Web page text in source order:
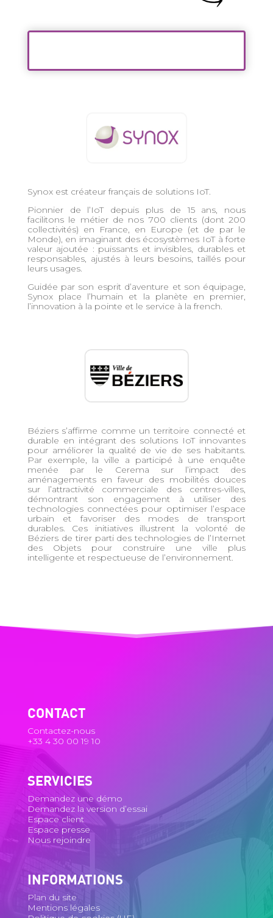
Synox est créateur français de solutions IoT.
Pionnier de l’IoT depuis plus de 15 ans, nous
facilitons le métier de nos 700 clients (dont 200
collectivités) en France, en Europe (et de par le
Monde), en imaginant des écosystèmes IoT à forte
valeur ajoutée : puissants et invisibles, durables et
responsables, ajustés à leurs besoins, taillés pour
leurs usages.
Guidée par son esprit d’aventure et son équipage,
Synox place l’humain et la planète en premier,
l’innovation à la pointe et le service à la french.
Béziers s’affirme comme un territoire connecté et
durable en intégrant des solutions IoT innovantes
pour améliorer la qualité de vie de ses habitants.
Par exemple, la ville a participé à une enquête
menée par le Cerema sur l’impact des
aménagements en faveur des mobilités douces
sur l’attractivité commerciale des centres-villes,
démontrant son engagement à utiliser des
technologies connectées pour optimiser l’espace
urbain et favoriser des modes de transport
durables. Ces initiatives illustrent la volonté de
Béziers de tirer parti des technologies de l’Internet
des Objets pour construire une ville plus
intelligente et respectueuse de l’environnement.
CONTACT
Contactez-nous
+33 4 30 00 19 10
SERVICIES
Demandez une démo
Demandez la version d’essai
Espace client
Espace presse
Nous rejoindre
INFORMATIONS
Plan du site
Mentions légales